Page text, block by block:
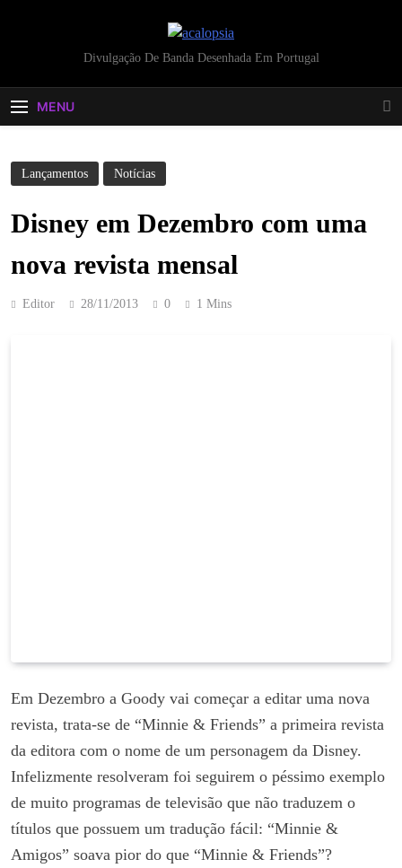
acalopsia
Divulgação De Banda Desenhada Em Portugal
MENU
Lançamentos Notícias
Disney em Dezembro com uma
nova revista mensal
Editor 28/11/2013 0 1 Mins
Em Dezembro a Goody vai começar a editar uma nova
revista, trata-se de “Minnie & Friends” a primeira revista
da editora com o nome de um personagem da Disney.
Infelizmente resolveram foi seguirem o péssimo exemplo
de muito programas de televisão que não traduzem o
títulos que possuem um tradução fácil: “Minnie &
Amigos” soava pior do que “Minnie & Friends”?